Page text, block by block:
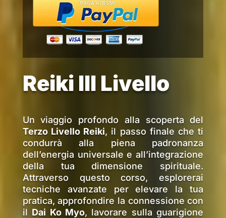
Reiki III Livello
Un viaggio profondo alla scoperta del
Terzo Livello Reiki, il passo finale che ti
condurrà alla piena padronanza
dell’energia universale e all’integrazione
della tua dimensione spirituale.
Attraverso questo corso, esplorerai
tecniche avanzate per elevare la tua
pratica, approfondire la connessione con
il Dai Ko Myo, lavorare sulla guarigione